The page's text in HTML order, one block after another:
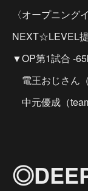
〈オープニング
NEXT☆LEVEL
▼OP第1試合 -
電王おじさん
中元優成（